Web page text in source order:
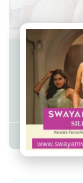
റീജ
32
Admin YS